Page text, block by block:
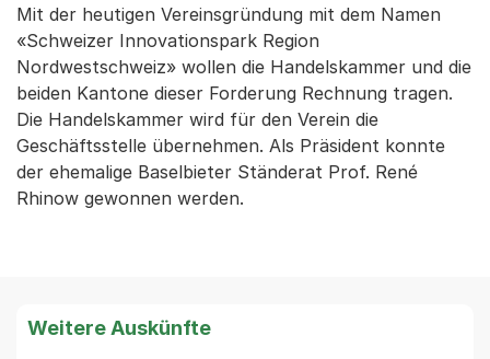
Mit der heutigen Vereinsgründung mit dem Namen
«Schweizer Innovationspark Region
Nordwestschweiz» wollen die Handelskammer und die
beiden Kantone dieser Forderung Rechnung tragen.
Die Handelskammer wird für den Verein die
Geschäftsstelle übernehmen. Als Präsident konnte
der ehemalige Baselbieter Ständerat Prof. René
Rhinow gewonnen werden.
Weitere Auskünfte